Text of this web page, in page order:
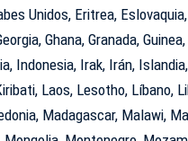
Unidos, Eritrea,
Ghana, Granada,
Indonesia, Irak, Irán,
Laos, Lesotho, Líbano,
Madagascar, Malawi,